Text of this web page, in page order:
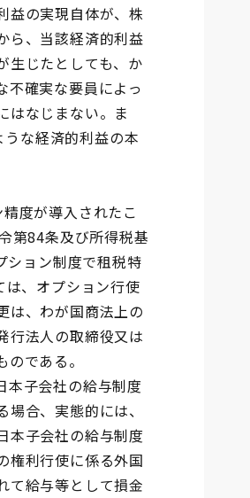
益の実現自体が、株
ら、当該経済的利益
生じたとしても、か
不確実な要員によっ
はなじまない。ま
な経済的利益の本
度が導入されたこ
第84条及び所得税基
ョン制度で租税特
、オプション行使
は、わが国商法上の
行法人の取締役又は
である。
本子会社の給与制度
合、実態的には、
本子会社の給与制度
権利行使に係る外国
て給与等として損金